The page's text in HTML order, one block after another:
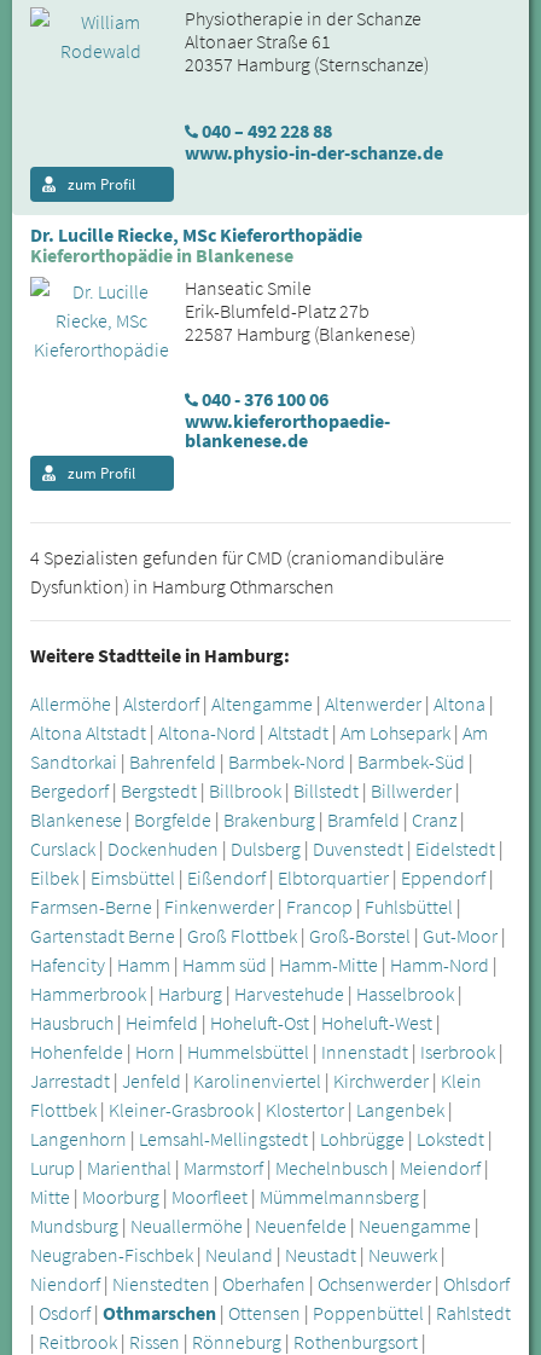
Physiotherapie in der Schanze
Altonaer Straße 61
20357 Hamburg (Sternschanze)
040 – 492 228 88
www.physio-in-der-schanze.de
zum Profil
Dr. Lucille Riecke, MSc Kieferorthopädie
Kieferorthopädie in Blankenese
Hanseatic Smile
Erik-Blumfeld-Platz 27b
22587 Hamburg (Blankenese)
040 - 376 100 06
www.kieferorthopaedie-
blankenese.de
zum Profil
4 Spezialisten gefunden für CMD (craniomandibuläre
Dysfunktion) in Hamburg Othmarschen
Weitere Stadtteile in Hamburg:
Allermöhe | Alsterdorf| Altengamme | Altenwerder | Altona |
Altona Altstadt | Altona-Nord | Altstadt | Am Lohsepark | Am
Sandtorkai | Bahrenfeld | Barmbek-Nord | Barmbek-Süd |
Bergedorf| Bergstedt | Billbrook | Billstedt | Billwerder |
Blankenese | Borgfelde | Brakenburg | Bramfeld | Cranz |
Curslack | Dockenhuden | Dulsberg | Duvenstedt | Eidelstedt |
Eilbek | Eimsbüttel | Eißendorf| Elbtorquartier | Eppendorf|
Farmsen-Berne | Finkenwerder | Francop | Fuhlsbüttel |
Gartenstadt Berne | Groß Flottbek | Groß-Borstel | Gut-Moor |
Hafencity | Hamm | Hamm süd | Hamm-Mitte | Hamm-Nord |
Hammerbrook | Harburg | Harvestehude | Hasselbrook |
Hausbruch | Heimfeld | Hoheluft-Ost | Hoheluft-West |
Hohenfelde | Horn | Hummelsbüttel | Innenstadt | Iserbrook |
Jarrestadt | Jenfeld | Karolinenviertel | Kirchwerder | Klein
Flottbek | Kleiner-Grasbrook | Klostertor | Langenbek |
Langenhorn | Lemsahl-Mellingstedt | Lohbrügge | Lokstedt |
Lurup | Marienthal | Marmstorf| Mechelnbusch | Meiendorf|
Mitte | Moorburg | Moorfleet | Mümmelmannsberg |
Mundsburg | Neuallermöhe | Neuenfelde | Neuengamme |
Neugraben-Fischbek | Neuland | Neustadt | Neuwerk |
Niendorf| Nienstedten | Oberhafen | Ochsenwerder | Ohlsdorf
| Osdorf| Othmarschen | Ottensen | Poppenbüttel | Rahlstedt
| Reitbrook | Rissen | Rönneburg | Rothenburgsort |